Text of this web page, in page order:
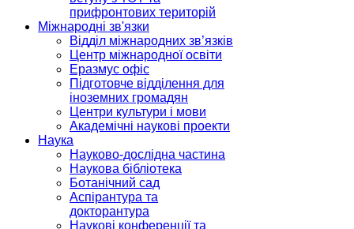
прифронтових територій
Міжнародні зв'язки
Відділ міжнародних зв’язків
Центр міжнародної освіти
Еразмус офіс
Підготовче відділення для
іноземних громадян
Центри культури і мови
Академічні наукові проекти
Наука
Науково-дослідна частина
Наукова бібліотека
Ботанічний сад
Аспірантура та
докторантура
Наукові конференції та